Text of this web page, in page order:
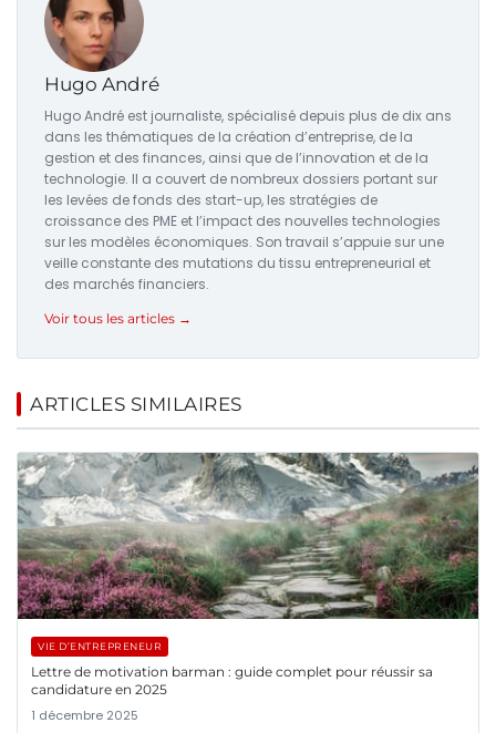
Hugo André
Hugo André est journaliste, spécialisé depuis plus de dix ans
dans les thématiques de la création d’entreprise, de la
gestion et des finances, ainsi que de l’innovation et de la
technologie. Il a couvert de nombreux dossiers portant sur
les levées de fonds des start-up, les stratégies de
croissance des PME et l’impact des nouvelles technologies
sur les modèles économiques. Son travail s’appuie sur une
veille constante des mutations du tissu entrepreneurial et
des marchés financiers.
Voir tous les articles →
ARTICLES SIMILAIRES
VIE D’ENTREPRENEUR
Lettre de motivation barman : guide complet pour réussir sa
candidature en 2025
1 décembre 2025